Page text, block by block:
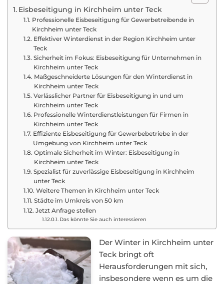
Eisbeseitigung in Kirchheim unter Teck
Professionelle Eisbeseitigung für Gewerbetreibende in
Kirchheim unter Teck
Effektiver Winterdienst in der Region Kirchheim unter
Teck
Sicherheit im Fokus: Eisbeseitigung für Unternehmen in
Kirchheim unter Teck
Maßgeschneiderte Lösungen für den Winterdienst in
Kirchheim unter Teck
Verlässlicher Partner für Eisbeseitigung in und um
Kirchheim unter Teck
Professionelle Winterdienstleistungen für Firmen in
Kirchheim unter Teck
Effiziente Eisbeseitigung für Gewerbebetriebe in der
Umgebung von Kirchheim unter Teck
Optimale Sicherheit im Winter: Eisbeseitigung in
Kirchheim unter Teck
Spezialist für zuverlässige Eisbeseitigung in Kirchheim
unter Teck
Weitere Themen in Kirchheim unter Teck
Städte im Umkreis von 50 km
Jetzt Anfrage stellen
Das könnte Sie auch interessieren
Der Winter in Kirchheim unter
Teck bringt oft
Herausforderungen mit sich,
insbesondere wenn es um die